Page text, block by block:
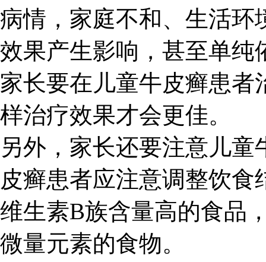
病情，家庭不和、生活环
效果产生影响，甚至单纯
家长要在儿童牛皮癣患
样治疗效果才会更佳。
另外，家长还要注意儿
皮癣患者应注意调整饮
维生素B族含量高的食品
微量元素的食物。